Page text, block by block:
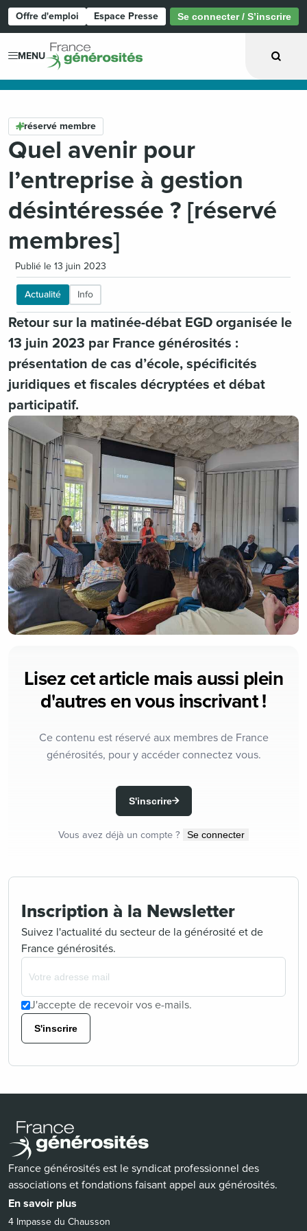
Offre d'emploi Espace Presse Se connecter / S’inscrire
MENU
réservé membre
Quel avenir pour
l’entreprise à gestion
désintéressée ? [réservé
membres]
Publié le 13 juin 2023
Actualité Info
Retour sur la matinée-débat EGD organisée le
13 juin 2023 par France générosités :
présentation de cas d’école, spécificités
juridiques et fiscales décryptées et débat
participatif.
Lisez cet article mais aussi plein
d'autres en vous inscrivant !
Ce contenu est réservé aux membres de France
générosités, pour y accéder connectez vous.
S'inscrire
Vous avez déjà un compte ? Se connecter
Inscription à la Newsletter
Suivez l'actualité du secteur de la générosité et de
France générosités.
J'accepte de recevoir vos e-mails.
S'inscrire
France générosités est le syndicat professionnel des
associations et fondations faisant appel aux générosités.
En savoir plus
4 Impasse du Chausson